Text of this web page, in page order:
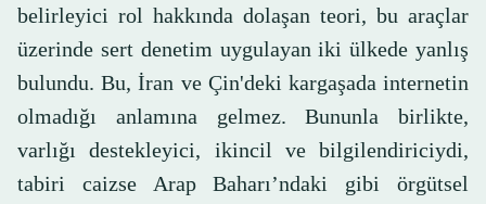
belirleyici rol hakkında dolaşan teori, bu araçlar
üzerinde sert denetim uygulayan iki ülkede yanlış
bulundu. Bu, İran ve Çin'deki kargaşada internetin
olmadığı anlamına gelmez. Bununla birlikte,
varlığı destekleyici, ikincil ve bilgilendiriciydi,
tabiri caizse Arap Baharı’ndaki gibi örgütsel